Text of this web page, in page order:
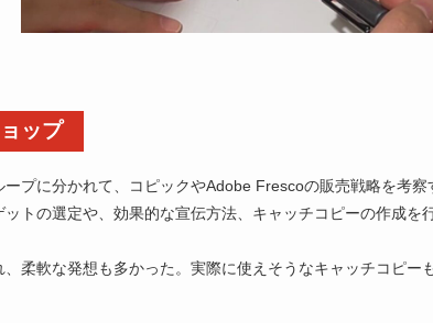
ップ
プに分かれて、コピックやAdobe Frescoの販売戦略を考察
トの選定や、効果的な宣伝方法、キャッチコピーの作成を
柔軟な発想も多かった。実際に使えそうなキャッチコピー